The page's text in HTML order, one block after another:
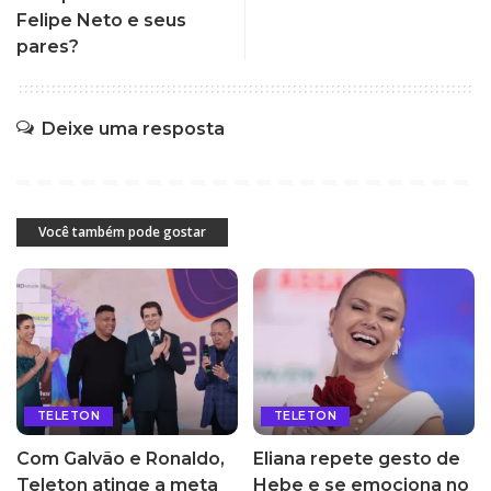
Felipe Neto e seus
pares?
Deixe uma resposta
Você também pode gostar
TELETON
Com Galvão e Ronaldo,
Teleton atinge a meta
TELETON
Eliana repete gesto de
Hebe e se emociona no